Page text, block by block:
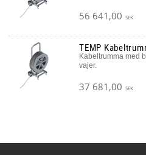
56 641,00 SEK
TEMP
Kabeltrumma med
vajer.
37 681,00 SEK